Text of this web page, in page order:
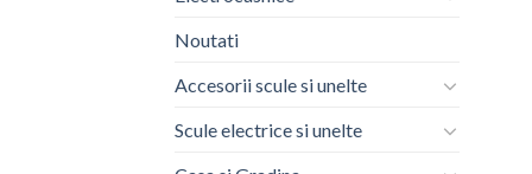
Noutati
Accesorii scule si unelte
Scule electrice si unelte